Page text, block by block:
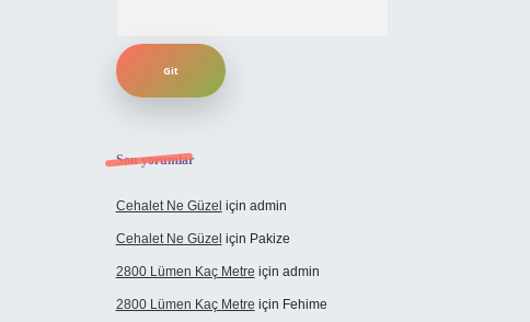
Son yorumlar
Cehalet Ne Güzel için admin
Cehalet Ne Güzel için Pakize
2800 Lümen Kaç Metre için admin
2800 Lümen Kaç Metre için Fehime